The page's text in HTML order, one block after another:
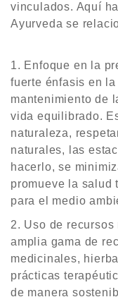
vinculados. Aquí
Ayurveda se
Enfoque en la
fuerte énfasis en
mantenimiento de
vida equilibrado.
naturaleza,
naturales, las
hacerlo, se
promueve la salud
para el medio
Uso de
amplia gama de
medicinales,
prácticas
de manera